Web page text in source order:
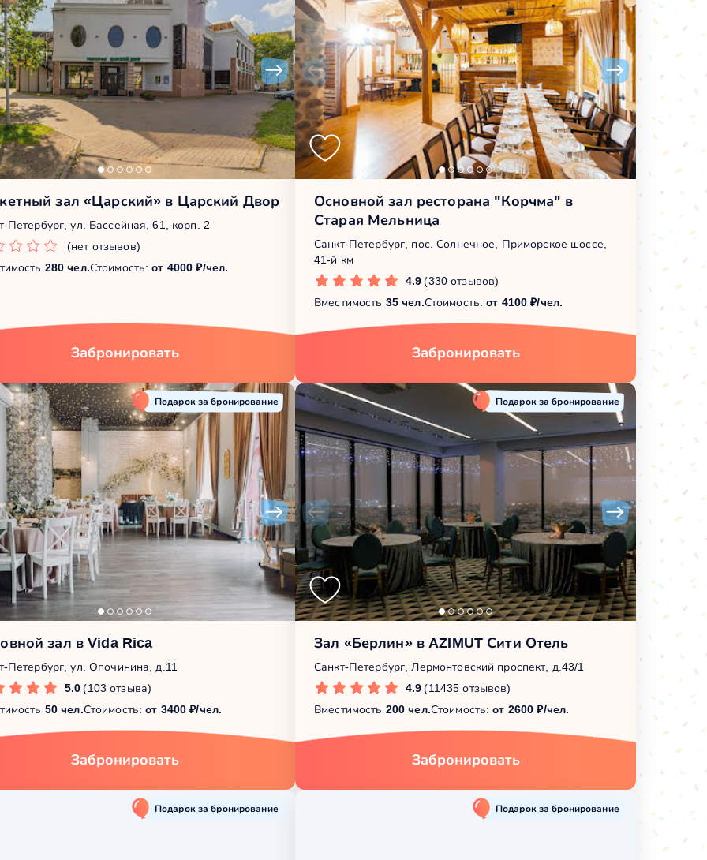
зал «Царский» в Царский Двор
Петербург, ул. Бассейная, 61, корп. 2
(нет отзывов)
280 чел.Стоимость:от 4000 ₽/чел.
Забронировать
Основной зал ресторана "Корчма" в
Старая Мельница
Санкт-Петербург, пос. Солнечное, Приморское шоссе,
41-й км
4.9 (330 отзывов)
Вместимость 35 чел.Стоимость:от 4100 ₽/чел.
Забронировать
Подарок за бронирование
зал в Vida Rica
Петербург, ул. Опочинина, д.11
5.0 (103 отзыва)
50 чел.Стоимость:от 3400 ₽/чел.
Забронировать
Подарок за бронирование
Зал «Берлин» в AZIMUT Сити Отель
Санкт-Петербург, Лермонтовский проспект, д.43/1
4.9 (11435 отзывов)
Вместимость 200 чел.Стоимость:от 2600 ₽/чел.
Забронировать
Подарок за бронирование Подарок за бронирование